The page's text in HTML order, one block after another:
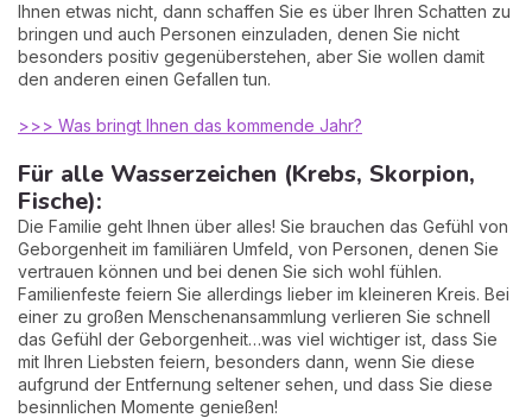
Ihnen etwas nicht, dann schaffen Sie es über Ihren Schatten zu
bringen und auch Personen einzuladen, denen Sie nicht
besonders positiv gegenüberstehen, aber Sie wollen damit
den anderen einen Gefallen tun.
>>> Was bringt Ihnen das kommende Jahr?
Für alle Wasserzeichen (Krebs, Skorpion,
Fische):
Die Familie geht Ihnen über alles! Sie brauchen das Gefühl von
Geborgenheit im familiären Umfeld, von Personen, denen Sie
vertrauen können und bei denen Sie sich wohl fühlen.
Familienfeste feiern Sie allerdings lieber im kleineren Kreis. Bei
einer zu großen Menschenansammlung verlieren Sie schnell
das Gefühl der Geborgenheit…was viel wichtiger ist, dass Sie
mit Ihren Liebsten feiern, besonders dann, wenn Sie diese
aufgrund der Entfernung seltener sehen, und dass Sie diese
besinnlichen Momente genießen!